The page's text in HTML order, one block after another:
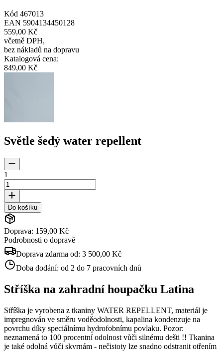
Kód 467013
EAN 5904134450128
559,00 Kč
včetně DPH,
bez nákladů na dopravu
Katalogová cena:
849,00 Kč
Světle šedý water repellent
1
Do košíku
Doprava: 159,00 Kč
Podrobnosti o dopravě
Doprava zdarma od: 3 500,00 Kč
Doba dodání: od 2 do 7 pracovních dnů
Stříška na zahradní houpačku Latina
Stříška je vyrobena z tkaniny WATER REPELLENT, materiál je
impregnován ve směru voděodolnosti, kapalina kondenzuje na
povrchu díky speciálnímu hydrofobnímu povlaku. Pozor:
neznamená to 100 procentní odolnost vůči silnému dešti !! Tkanina
je také odolná vůči skvrnám - nečistoty lze snadno odstranit otřením